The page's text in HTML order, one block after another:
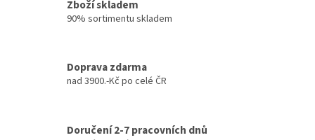
s
Zboží skladem
90% sortimentu skladem
Doprava zdarma
nad 3900.-Kč po celé ČR
Doručení 2-7 pracovních dnů